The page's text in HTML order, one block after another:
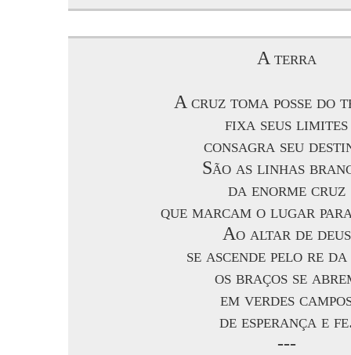
A terra
A cruz toma posse do
fixa seus limites
consagra seu
São as linhas
da enorme cruz
que marcam o lugar
Ao altar de deus
se ascende pelo re
os braços se
em verdes
de esperança e
---